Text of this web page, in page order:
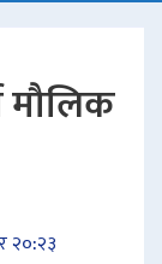
मौलिक
२०:२३